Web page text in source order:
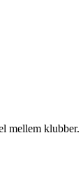
mellem klubber.